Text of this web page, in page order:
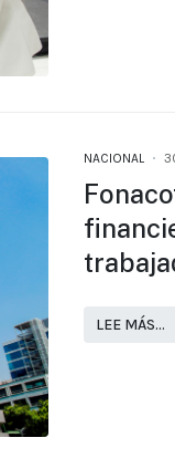
NACIONAL
LEE MÁS…